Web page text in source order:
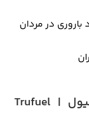
در مردان
خرید و قیمت آشواگاندا تروفیول | Trufuel